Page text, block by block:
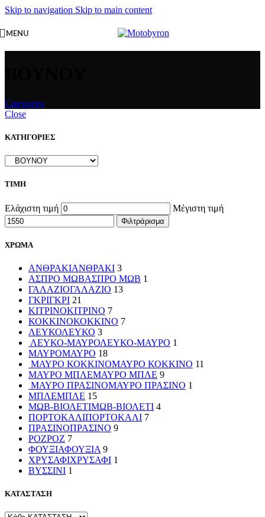
Skip to navigation Skip to main content
MENU
Categories
Close
ΚΑΤΗΓΟΡΙΕΣ
ΤΙΜΗ
Ελάχιστη τιμή Μέγιστη τιμή
Φιλτράρισμα
ΧΡΩΜΑ
ΑΝΘΡΑΚΙΑΝΘΡΑΚΙ 3
ΑΣΠΡΟ ΜΩΒΑΣΠΡΟ ΜΩΒ 1
ΓΑΛΑΖΙΟΓΑΛΑΖΙΟ 13
ΓΚΡΙΓΚΡΙ 21
ΚΙΤΡΙΝΟΚΙΤΡΙΝΟ 7
ΚΟΚΚΙΝΟΚΟΚΚΙΝΟ 7
ΛΕΥΚΟΛΕΥΚΟ 3
ΛΕΥΚΟ-ΜΑΥΡΟΛΕΥΚΟ-ΜΑΥΡΟ 1
ΜΑΥΡΟΜΑΥΡΟ 18
ΜΑΥΡΟ ΚΟΚΚΙΝΟΜΑΥΡΟ ΚΟΚΚΙΝΟ 11
ΜΑΥΡΟ ΜΠΛΕΜΑΥΡΟ ΜΠΛΕ 9
ΜΑΥΡΟ ΠΡΑΣΙΝΟΜΑΥΡΟ ΠΡΑΣΙΝΟ 1
ΜΠΛΕΜΠΛΕ 15
ΜΩΒ-ΒΙΟΛΕΤΙΜΩΒ-ΒΙΟΛΕΤΙ 4
ΠΟΡΤΟΚΑΛΙΠΟΡΤΟΚΑΛΙ 7
ΠΡΑΣΙΝΟΠΡΑΣΙΝΟ 9
ΡΟΖΡΟΖ 7
ΦΟΥΞΙΑΦΟΥΞΙΑ 9
ΧΡΥΣΑΦΙΧΡΥΣΑΦΙ 1
ΒΥΣΣΙΝΙ 1
ΚΑΤΑΣΤΑΣΗ